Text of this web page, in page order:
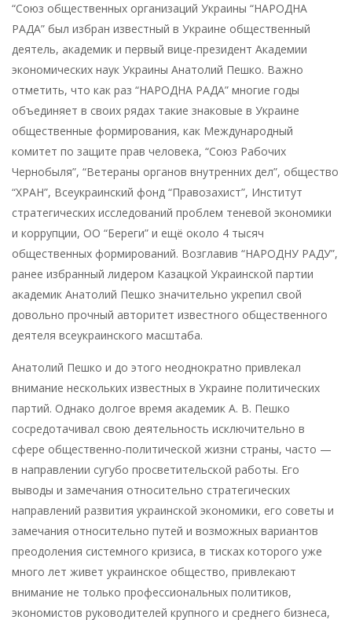
“Союз общественных организаций Украины “НАРОДНА
РАДА” был избран известный в Украине общественный
деятель, академик и первый вице-президент Академии
экономических наук Украины Анатолий Пешко. Важно
отметить, что как раз “НАРОДНА РАДА” многие годы
объединяет в своих рядах такие знаковые в Украине
общественные формирования, как Международный
комитет по защите прав человека, “Союз Рабочих
Чернобыля”, “Ветераны органов внутренних дел”, общество
“ХРАН”, Всеукраинский фонд “Правозахист”, Институт
стратегических исследований проблем теневой экономики
и коррупции, ОО “Береги” и ещё около 4 тысяч
общественных формирований. Возглавив “НАРОДНУ РАДУ”,
ранее избранный лидером Казацкой Украинской партии
академик Анатолий Пешко значительно укрепил свой
довольно прочный авторитет известного общественного
деятеля всеукраинского масштаба.
Анатолий Пешко и до этого неоднократно привлекал
внимание нескольких известных в Украине политических
партий. Однако долгое время академик А. В. Пешко
сосредотачивал свою деятельность исключительно в
сфере общественно-политической жизни страны, часто —
в направлении сугубо просветительской работы. Его
выводы и замечания относительно стратегических
направлений развития украинской экономики, его советы и
замечания относительно путей и возможных вариантов
преодоления системного кризиса, в тисках которого уже
много лет живет украинское общество, привлекают
внимание не только профессиональных политиков,
экономистов руководителей крупного и среднего бизнеса,